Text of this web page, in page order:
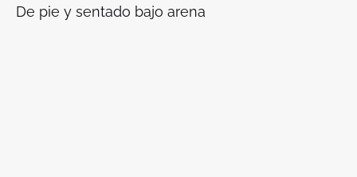
De pie y sentado bajo arena